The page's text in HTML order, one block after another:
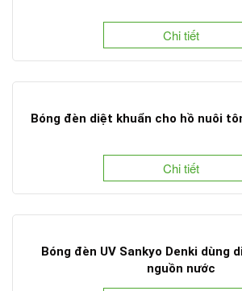
Chi tiết
Bóng đèn diệt khuẩn cho hồ nuôi
Chi tiết
Bóng đèn UV Sankyo Denki dùng
nguồn nước